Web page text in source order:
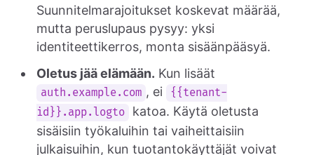
Suunnitelmarajoitukset koskevat määrää,
mutta peruslupaus pysyy: yksi
identiteettikerros, monta sisäänpääsyä.
Oletus jää elämään. Kun lisäät
auth.example.com , ei
{{tenant-
id}}.app.logto
katoa. Käytä oletusta
sisäisiin työkaluihin tai vaiheittaisiin
julkaisuihin, kun tuotantokäyttäjät voivat